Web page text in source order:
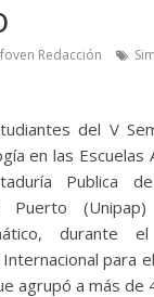
Redacción
del V
en las Escuelas
Publica
Puerto
durante
para
agrupó a más de